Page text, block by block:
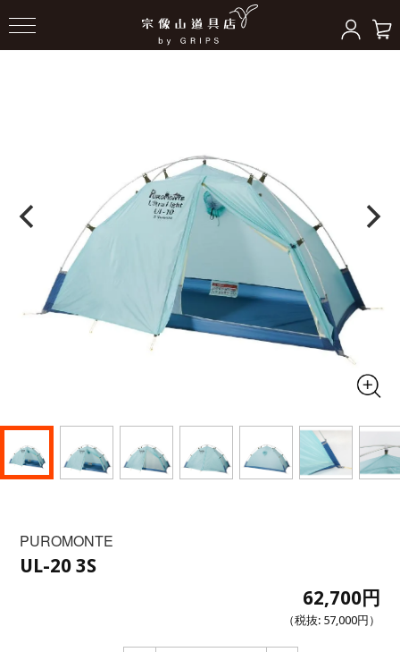
ドーム型テント
PUROMONTE
UL-20 3S
62,700円
（税抜: 57,000円 ）